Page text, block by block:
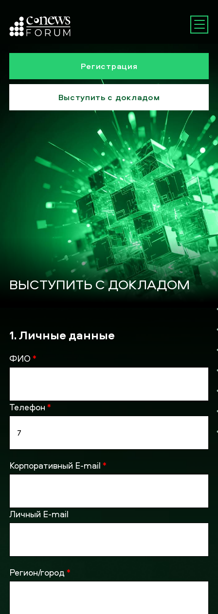
ВЫСТУПИТЬ С ДОКЛАДОМ
Регистрация
Выступить с докладом
1. Личные данные
ФИО*
Телефон*
Корпоративный E-mail*
Личный E-mail
Регион/город*